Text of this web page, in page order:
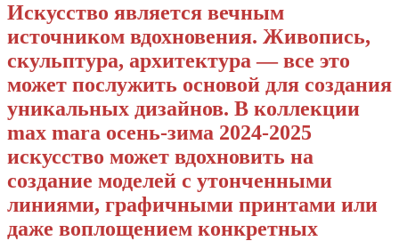
Искусство является вечным
источником вдохновения. Живопись,
скульптура, архитектура — все это
может послужить основой для создания
уникальных дизайнов. В коллекции
max mara осень-зима 2024-2025
искусство может вдохновить на
создание моделей с утонченными
линиями, графичными принтами или
даже воплощением конкретных